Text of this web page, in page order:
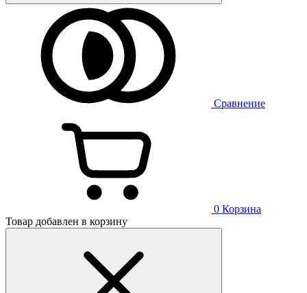
Сравнение
0 Корзина
Товар добавлен в корзину